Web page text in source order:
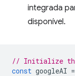
integrada
disponível.
// Initialize the
const googleAI =